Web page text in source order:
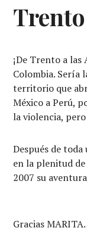
¡De Trento a
Colombia. Sería
territorio que
México a Perú,
la violencia,
Después de
en la plenitud
2007 su
Gracias